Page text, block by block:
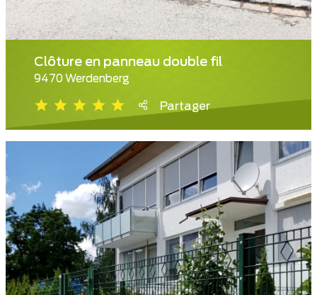
Clôture en panneau double fil
9470 Werdenberg
Partager